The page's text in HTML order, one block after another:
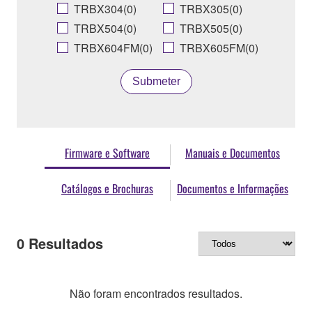
TRBX304(0)
TRBX305(0)
TRBX504(0)
TRBX505(0)
TRBX604FM(0)
TRBX605FM(0)
Submeter
Firmware e Software Manuais e Documentos
Catálogos e Brochuras Documentos e Informações
0 Resultados
Não foram encontrados resultados.